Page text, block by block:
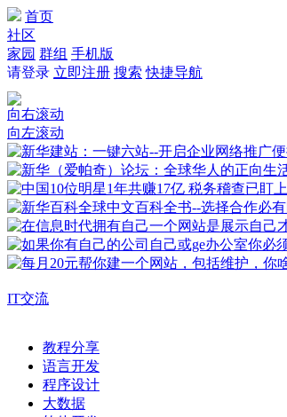
首页
社区
家园 群组 手机版
请登录 立即注册 搜索 快捷导航
向右滚动
向左滚动
IT交流
教程分享
语言开发
程序设计
大数据